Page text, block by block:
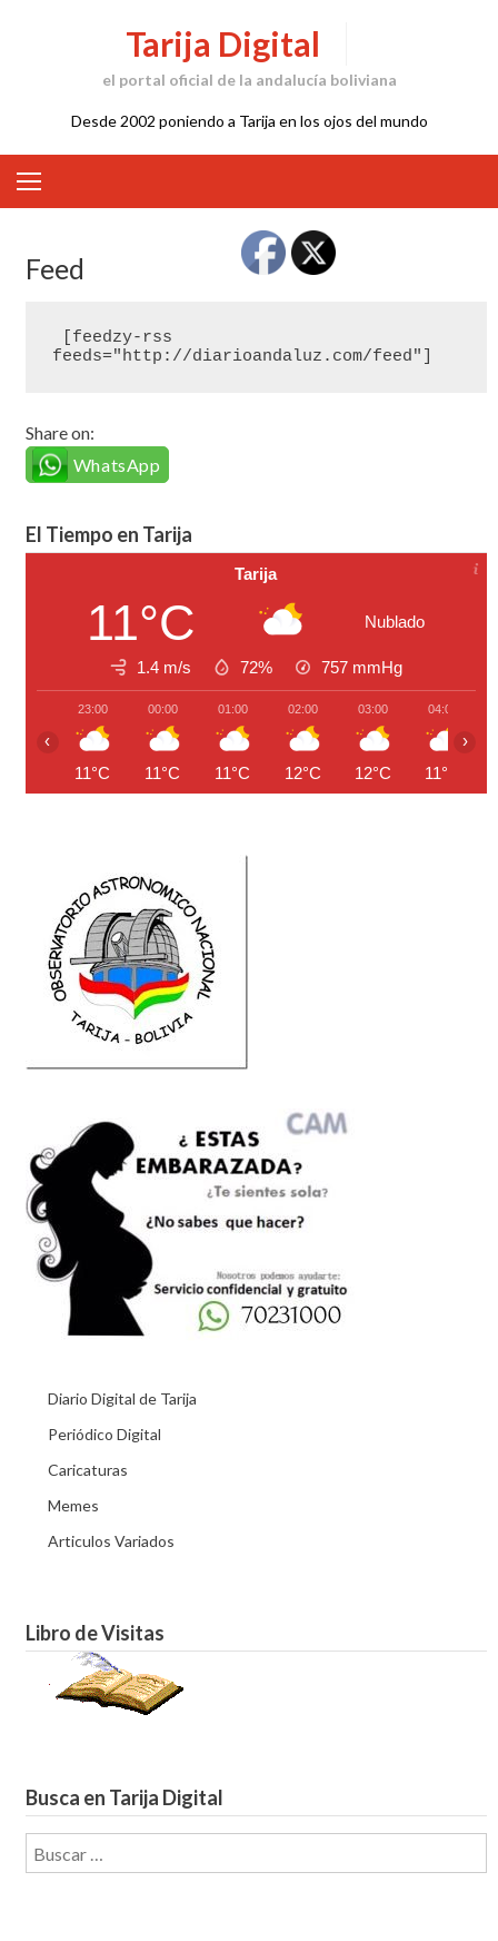
Tarija Digital
el portal oficial de la andalucía boliviana
Desde 2002 poniendo a Tarija en los ojos del mundo
Feed
feeds="http://diarioandaluz.com/feed"]
Share on:
WhatsApp
El Tiempo en Tarija
Tarija
11°C Nublado
1.4 m/s 72% 757 mmHg
23:00
11°C
00:00
11°C
01:00
11°C
02:00
12°C
03:00
12°C
04:00
11°C
‹ ›
Diario Digital de Tarija
Periódico Digital
Caricaturas
Memes
Articulos Variados
Libro de Visitas
Busca en Tarija Digital
Buscar: